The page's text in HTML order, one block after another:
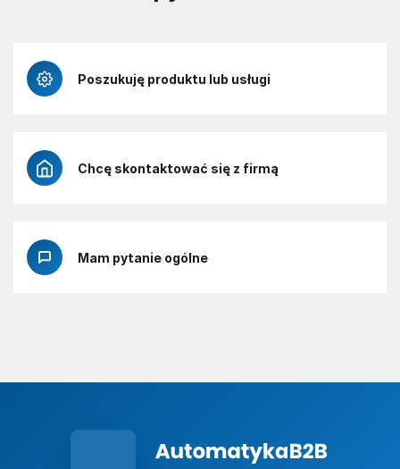
Poszukuję produktu lub usługi
Chcę skontaktować się z firmą
Mam pytanie ogólne